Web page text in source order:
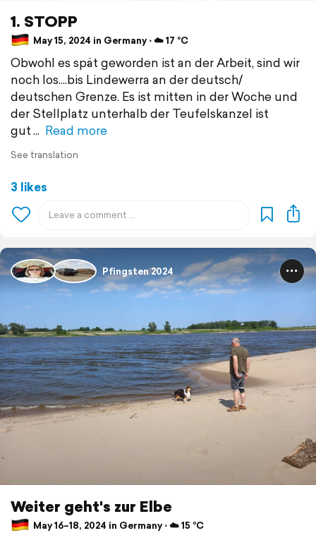
1. STOPP
May 15, 2024 in Germany ⋅ ☁️ 17 °C
Obwohl es spät geworden ist an der Arbeit, sind wir
noch los....bis Lindewerra an der deutsch/
deutschen Grenze. Es ist mitten in der Woche und
der Stellplatz unterhalb der Teufelskanzel ist
gut
Read more
See translation
3 likes
Pfingsten 2024
Weiter geht's zur Elbe
May 16–18, 2024 in Germany ⋅ ☁️ 15 °C